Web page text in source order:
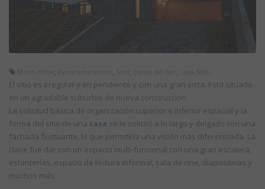
Moon Hoon, Panorama House, Seúl, Corea del Sur , casa, Más...
El sitio es irregular y en pendiente y con una gran vista. Está situado
en un agradable suburbio de nueva construcción.
La solicitud básica de organización superior e inferior espacial y la
forma del sitio de una casa se le solicitó a lo largo y delgado con una
fachada fluctuante, lo que permitiría una visión más diferenciada. La
clave fue dar con un espacio multi-funcional con una gran escalera,
estanterías, espacio de lectura informal, sala de cine, diapositivas y
muchos más.